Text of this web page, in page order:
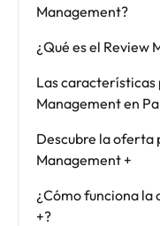
Management?
¿Qué es el Review
Las características
Management en
Descubre la oferta
Management +
¿Cómo funciona
+?